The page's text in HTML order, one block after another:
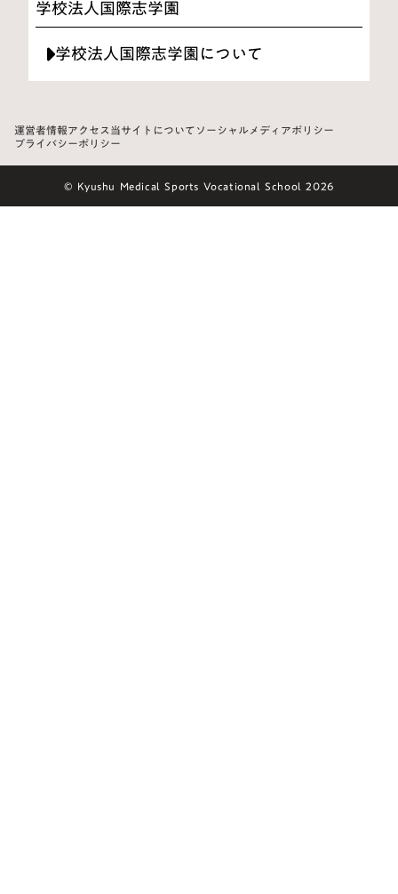
学校法人国際志学園
学校法人国際志学園について
運営者情報アクセス当サイトについてソーシャルメディアポリシー
プライバシーポリシー
© Kyushu Medical Sports Vocational School 2026